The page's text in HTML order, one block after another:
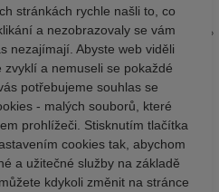
stránkách rychle našli to, co
a nezobrazovaly se vám
nezajímají. Abyste web viděli
a nemuseli se pokaždé
potřebujeme souhlas se
- malých souborů, které
prohlížeči. Stisknutím tlačítka
cookies tak, abychom
a užitečné služby na základě
kdykoli změnit na stránce